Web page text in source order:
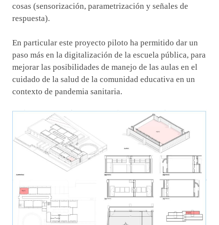
cosas (sensorización, parametrización y señales de
respuesta).
En particular este proyecto piloto ha permitido dar un
paso más en la digitalización de la escuela pública, para
mejorar las posibilidades de manejo de las aulas en el
cuidado de la salud de la comunidad educativa en un
contexto de pandemia sanitaria.